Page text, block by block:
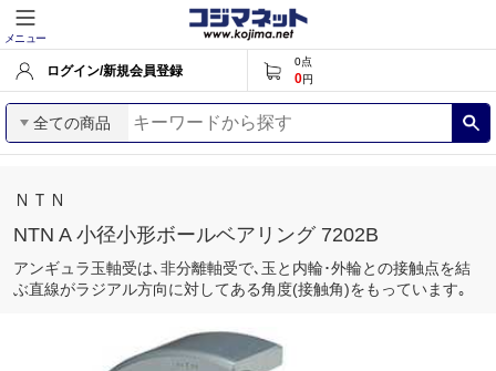
メニュー
ログイン/新規会員登録
0点
0円
全ての商品
ＮＴＮ
NTN A 小径小形ボールベアリング 7202B
アンギュラ玉軸受は､非分離軸受で､玉と内輪･外輪との接触点を結
ぶ直線がラジアル方向に対してある角度(接触角)をもっています｡